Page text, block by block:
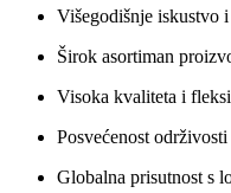
Višegodišnje iskustvo
Širok asortiman
Visoka kvaliteta i
Posvećenost
Globalna prisutnost s